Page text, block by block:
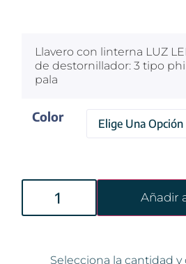
Llavero con linterna LUZ
de destornillador: 3 tipo
pala
Color
Añadir
Selecciona la cantidad y